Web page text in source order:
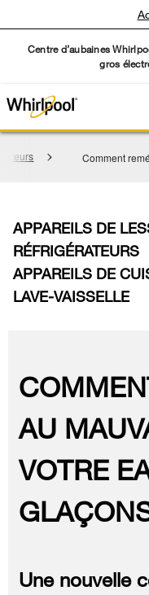
Centre d’aubaines
gros
Comment
APPAREILS DE
RÉFRIGÉRATEURS
APPAREILS DE
LAVE-VAISSELLE
AU
VOTRE
Une nouvelle